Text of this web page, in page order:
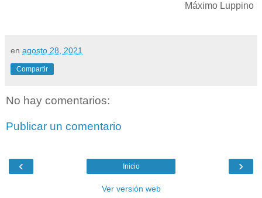
Máximo Luppino
en agosto 28, 2021
Compartir
No hay comentarios:
Publicar un comentario
‹ ›
Inicio
Ver versión web